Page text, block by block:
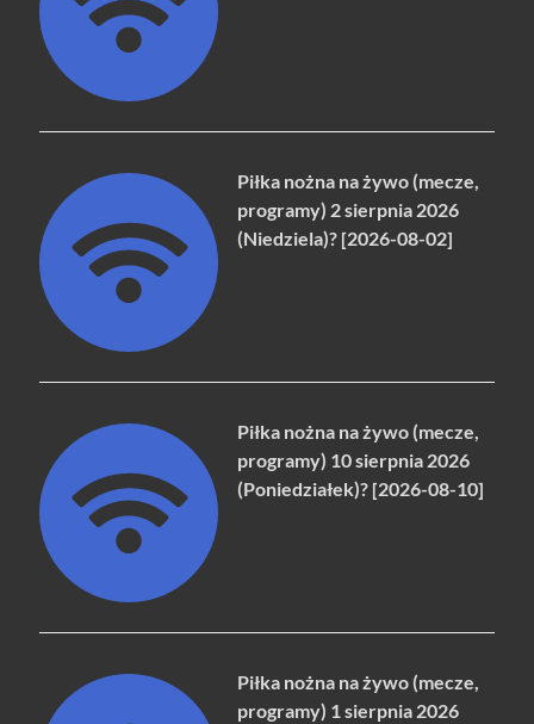
Piłka nożna na żywo (mecze,
programy) 2 sierpnia 2026
(Niedziela)? [2026-08-02]
Piłka nożna na żywo (mecze,
programy) 10 sierpnia 2026
(Poniedziałek)? [2026-08-10]
Piłka nożna na żywo (mecze,
programy) 1 sierpnia 2026